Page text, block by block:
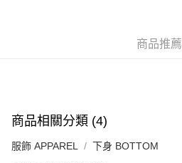
商品推薦
商品相關分類 (4)
服飾 APPAREL 下身 BOTTOM